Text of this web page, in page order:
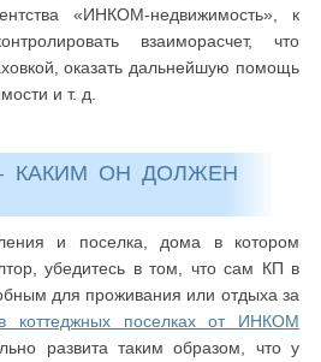
«ИНКОМ-недвижимость», к
взаиморасчет, что
оказать дальнейшую помощь
и т. д.
КАКИМ ОН ДОЛЖЕН
и поселка, дома в котором
убедитесь в том, что сам КП в
для проживания или отдыха за
в коттеджных поселках от ИНКОМ
развита таким образом, что у